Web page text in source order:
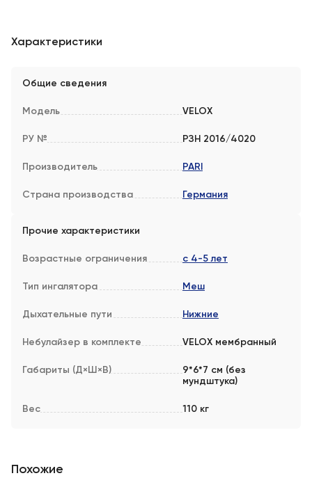
Характеристики
Общие сведения
Модель VELOX
РУ № РЗН 2016/4020
Производитель PARI
Страна производства Германия
Прочие характеристики
Возрастные ограничения с 4-5 лет
Тип ингалятора Меш
Дыхательные пути Нижние
Небулайзер в комплекте VELOX мембранный
Габариты (Д×Ш×В)
9*6*7 см (без
мундштука)
Вес 110 кг
Похожие